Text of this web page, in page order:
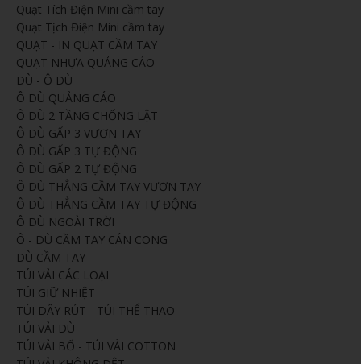
Quạt Tích Điện Mini cầm tay
Quạt Tịch Điện Mini cầm tay
QUẠT - IN QUẠT CẦM TAY
QUẠT NHỰA QUẢNG CÁO
DÙ - Ô DÙ
Ô DÙ QUẢNG CÁO
Ô DÙ 2 TẦNG CHỐNG LẬT
Ô DÙ GẤP 3 VƯƠN TAY
Ô DÙ GẤP 3 TỰ ĐỘNG
Ô DÙ GẤP 2 TỰ ĐỘNG
Ô DÙ THẲNG CẦM TAY VƯƠN TAY
Ô DÙ THẲNG CẦM TAY TỰ ĐỘNG
Ô DÙ NGOÀI TRỜI
Ô - DÙ CẦM TAY CÁN CONG
DÙ CẦM TAY
TÚI VẢI CÁC LOẠI
TÚI GIỮ NHIỆT
TÚI DÂY RÚT - TÚI THỂ THAO
TÚI VẢI DÙ
TÚI VẢI BỐ - TÚI VẢI COTTON